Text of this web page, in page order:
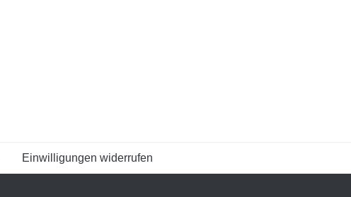
Einwilligungen widerrufen